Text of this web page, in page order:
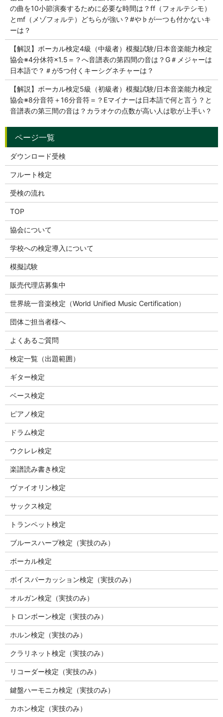
の曲を10小節演奏するために必要な時間は？ff（フォルテシモ）
とmf（メゾフォルテ）どちらが強い？#や♭が一つも付かないキ
ーは？
【解説】ボーカル検定4級（中級者）模擬試験/日本音楽能力検定
協会※4分休符×1.5＝？へ音譜表の第四間の音は？G＃メジャーは
日本語で？＃が5つ付くキーシグネチャーは？
【解説】ボーカル検定5級（初級者）模擬試験/日本音楽能力検定
協会※8分音符＋16分音符＝？Eマイナーは日本語で何と言う？と
音譜表の第三間の音は？カラオケの点数が高い人は歌が上手い？
ダウンロード受検
フルート検定
受検の流れ
TOP
協会について
学校への検定導入について
模擬試験
販売代理店募集中
世界統一音楽検定（World Unified Music Certification）
団体ご担当者様へ
よくあるご質問
検定一覧（出題範囲）
ギター検定
ベース検定
ピアノ検定
ドラム検定
ウクレレ検定
楽譜読み書き検定
ヴァイオリン検定
サックス検定
トランペット検定
ブルースハープ検定（実技のみ）
ボーカル検定
ボイスパーカッション検定（実技のみ）
オルガン検定（実技のみ）
トロンボーン検定（実技のみ）
ホルン検定（実技のみ）
クラリネット検定（実技のみ）
リコーダー検定（実技のみ）
鍵盤ハーモニカ検定（実技のみ）
カホン検定（実技のみ）